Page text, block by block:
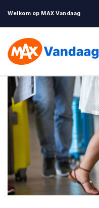
Welkom op MAX Vandaag